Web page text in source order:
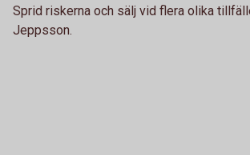
Sprid riskerna och sälj vid flera olika
Jeppsson.